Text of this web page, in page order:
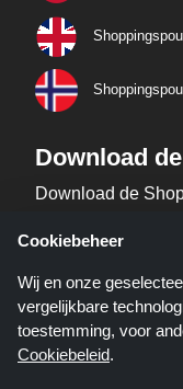
Download
Download de
Cookiebeheer
Wij en onze
vergelijkbare
toestemming, voor
Cookiebeleid.